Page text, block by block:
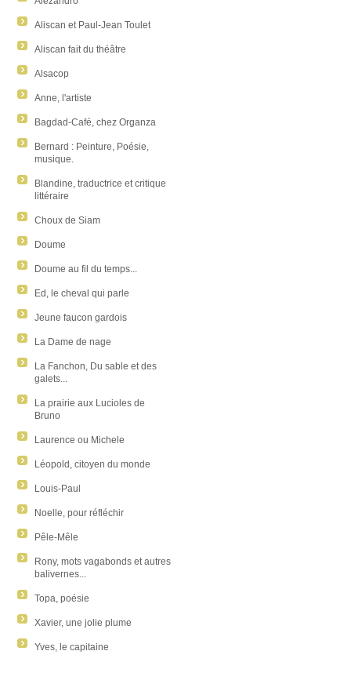
Aliscan et Paul-Jean Toulet
Aliscan fait du théâtre
Alsacop
Anne, l'artiste
Bagdad-Café, chez Organza
Bernard : Peinture, Poésie,
musique.
Blandine, traductrice et critique
littéraire
Choux de Siam
Doume
Doume au fil du temps...
Ed, le cheval qui parle
Jeune faucon gardois
La Dame de nage
La Fanchon, Du sable et des
galets...
La prairie aux Lucioles de
Bruno
Laurence ou Michele
Léopold, citoyen du monde
Louis-Paul
Noelle, pour réfléchir
Pêle-Mêle
Rony, mots vagabonds et autres
balivernes...
Topa, poésie
Xavier, une jolie plume
Yves, le capitaine